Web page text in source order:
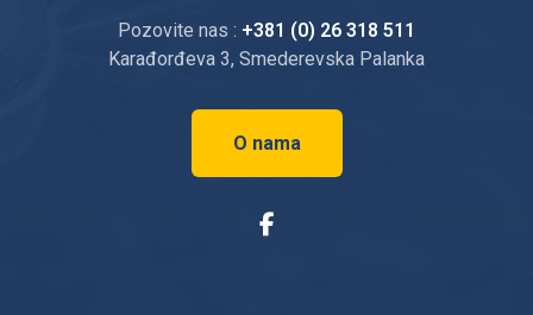
Pozovite nas : +381 (0) 26 318 511
Karađorđeva 3, Smederevska Palanka
O nama